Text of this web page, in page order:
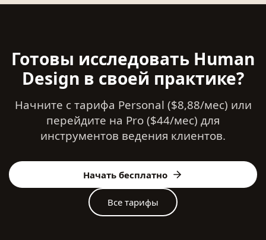
Готовы исследовать Human
Design в своей практике?
Начните с тарифа Personal ($8,88/мес) или
перейдите на Pro ($44/мес) для
инструментов ведения клиентов.
Начать бесплатно
Все тарифы